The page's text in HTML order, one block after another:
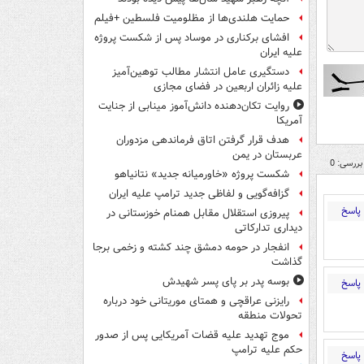
0
پاسخ
پاسخ
پاسخ
حمایت هلندی‌ها از مظلومیت فلسطین +فیلم
افشای برکناری در موساد پس از شکست پروژه
علیه ایران
دستگیری عامل انتشار مطالب توهین‌آمیز
علیه زائران اربعین در فضای مجازی
روایت تکان‌دهنده دانش‌آموز مینابی از جنایت
آمریکا
هدف قرار گرفتن اتاق‌ فرماندهی مزدوران
عربستان در یمن
شکست پروژه «خاورمیانه جدید» نتانیاهو
گزافه‌گویی و لفاظی جدید ترامپ علیه ایران
پیروزی استقلال مقابل همنام خوزستانی در
دیداری تدارکاتی
انفجار در حومه دمشق چند کشته و زخمی برجا
گذاشت
بوسه‌ پدر بر پای پسر شهیدش
رایزنی عراقچی و همتای موریتانی خود درباره
تحولات منطقه
موج تهدید علیه قضات آمریکایی پس از صدور
حکم علیه ترامپ